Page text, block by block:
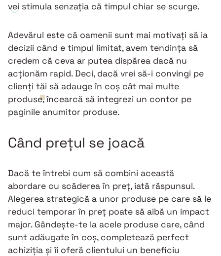
vei stimula senzația că timpul chiar se scurge.
Adevărul este că oamenii sunt mai motivați să ia
decizii când e timpul limitat, avem tendința să
credem că ceva ar putea dispărea dacă nu
acționăm rapid. Deci, dacă vrei să-i convingi pe
clienți tăi să adauge în coș cât mai multe
produse, încearcă să integrezi un contor pe
paginile anumitor produse.
Când prețul se joacă
Dacă te întrebi cum să combini această
abordare cu scăderea în preț, iată răspunsul.
Alegerea strategică a unor produse pe care să le
reduci temporar în preț poate să aibă un impact
major. Gândește-te la acele produse care, când
sunt adăugate în coș, completează perfect
achiziția și îi oferă clientului un beneficiu